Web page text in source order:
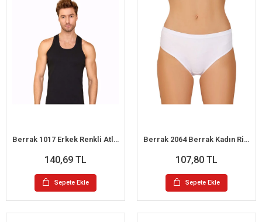
Berrak 1017 Erkek Renkli Atlet L
140,69 TL
Sepete Ekle
Berrak 2064 Berrak Kadın Ribana Biyeli Büyük Beden Bato XXL
107,80 TL
Sepete Ekle